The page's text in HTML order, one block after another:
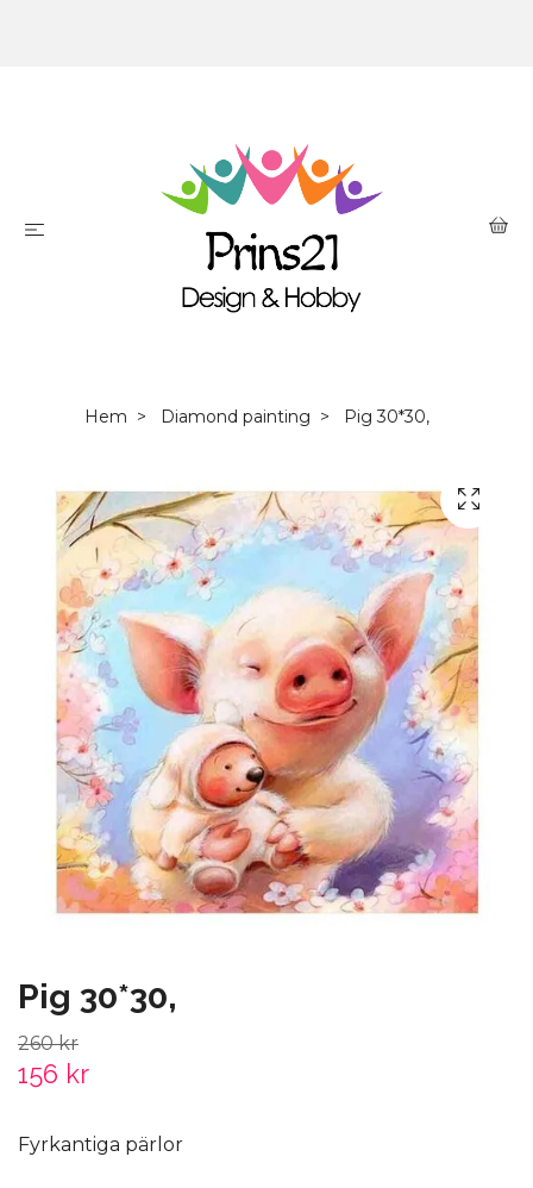
Hem Diamond painting Pig 30*30,
Pig 30*30,
260 kr
156 kr
Fyrkantiga pärlor